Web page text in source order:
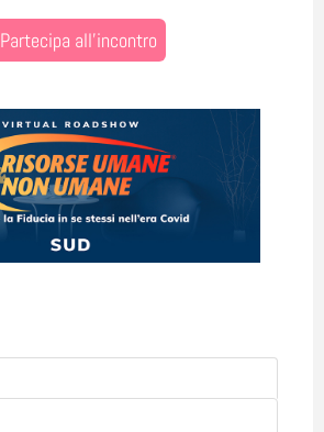
Partecipa all'incontro